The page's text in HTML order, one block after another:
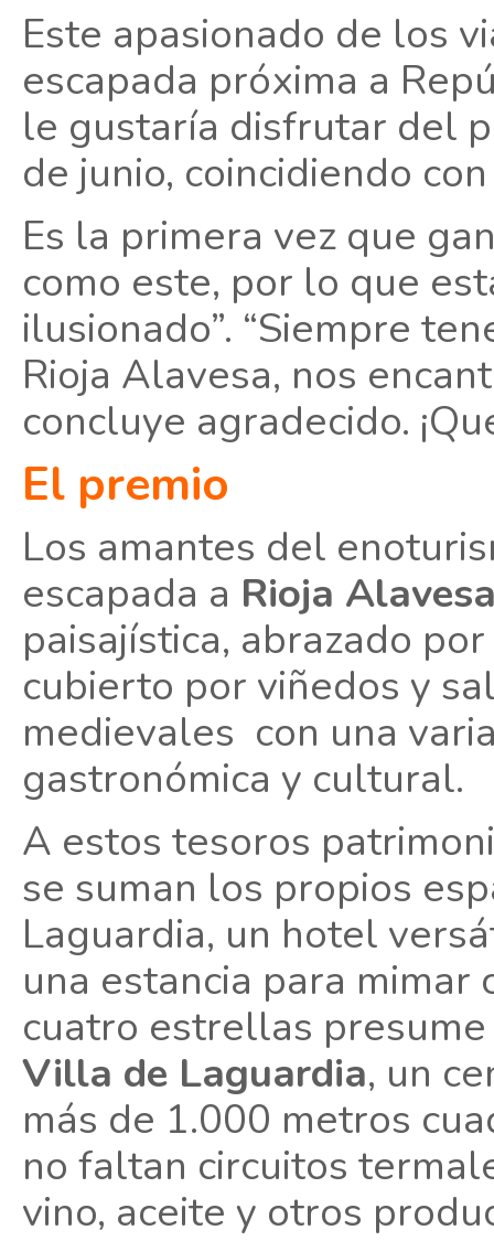
Este apasionado de los
escapada próxima a
le gustaría disfrutar del
de junio, coincidiendo
Es la primera vez que
como este, por lo que
ilusionado”. “Siempre
Rioja Alavesa, nos
concluye agradecido.
El premio
Los amantes del
escapada a Rioja
paisajística, abrazado
cubierto por viñedos y
medievales con una
gastronómica y cultural.
A estos tesoros
se suman los propios
Laguardia, un hotel
una estancia para mimar
cuatro estrellas
Villa de Laguardia, un
más de 1.000 metros
no faltan circuitos
vino, aceite y otros